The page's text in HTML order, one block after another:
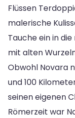
Flüssen
malerische
Tauche ein in
mit alten
Obwohl Novara
und 100
seinen eigenen
Römerzeit war